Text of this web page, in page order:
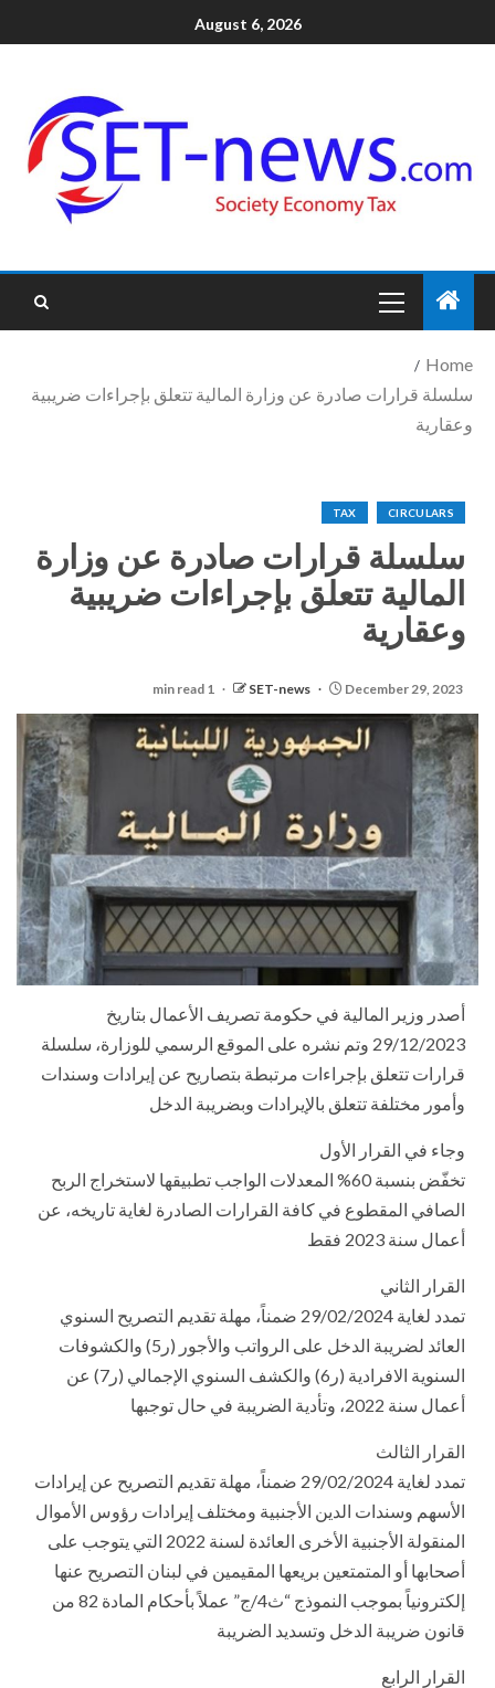
August 6, 2026
Home
سلسلة قرارات صادرة عن وزارة المالية تتعلق بإجراءات ضريبية
وعقارية
CIRCULARS
TAX
سلسلة قرارات صادرة عن وزارة
المالية تتعلق بإجراءات ضريبية
وعقارية
SET-news December 29, 2023
1 min read
أصدر وزير المالية في حكومة تصريف الأعمال بتاريخ
29/12/2023 وتم نشره على الموقع الرسمي للوزارة، سلسلة
قرارات تتعلق بإجراءات مرتبطة بتصاريح عن إيرادات وسندات
وأمور مختلفة تتعلق بالإيرادات وبضريبة الدخل
وجاء في القرار الأول
تخفّض بنسبة 60% المعدلات الواجب تطبيقها لاستخراج الربح
الصافي المقطوع في كافة القرارات الصادرة لغاية تاريخه، عن
أعمال سنة 2023 فقط
القرار الثاني
تمدد لغاية 29/02/2024 ضمناً، مهلة تقديم التصريح السنوي
العائد لضريبة الدخل على الرواتب والأجور (ر5) والكشوفات
السنوية الافرادية (ر6) والكشف السنوي الإجمالي (ر7) عن
أعمال سنة 2022، وتأدية الضريبة في حال توجبها
القرار الثالث
تمدد لغاية 29/02/2024 ضمناً، مهلة تقديم التصريح عن إيرادات
الأسهم وسندات الدين الأجنبية ومختلف إيرادات رؤوس الأموال
المنقولة الأجنبية الأخرى العائدة لسنة 2022 التي يتوجب على
أصحابها أو المتمتعين بريعها المقيمين في لبنان التصريح عنها
إلكترونياً بموجب النموذج “ث4/ج” عملاً بأحكام المادة 82 من
قانون ضريبة الدخل وتسديد الضريبة
القرار الرابع